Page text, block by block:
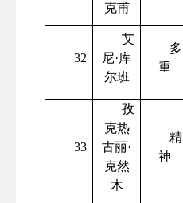
克甫
32
艾
尼·库
尔班
多
重
33
孜
克热
古丽·
克然
木
精
神